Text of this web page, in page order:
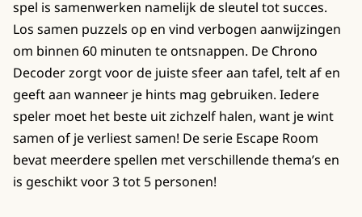
spel is samenwerken namelijk de sleutel tot succes.
Los samen puzzels op en vind verbogen aanwijzingen
om binnen 60 minuten te ontsnappen. De Chrono
Decoder zorgt voor de juiste sfeer aan tafel, telt af en
geeft aan wanneer je hints mag gebruiken. Iedere
speler moet het beste uit zichzelf halen, want je wint
samen of je verliest samen! De serie Escape Room
bevat meerdere spellen met verschillende thema’s en
is geschikt voor 3 tot 5 personen!